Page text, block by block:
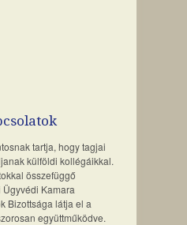
tartja, hogy tagjai
külföldi kollégáikkal.
összefüggő
Kamara
Bizottsága látja el a
együttműködve.